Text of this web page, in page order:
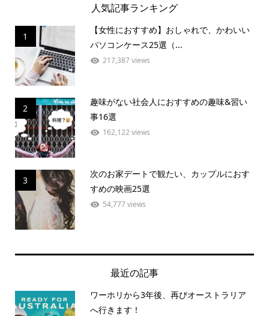
人気記事ランキング
1
【女性におすすめ】おしゃれで、かわいい
パソコンケース25選（...
217,387 views
2
趣味がない社会人におすすめの趣味&習い
事16選
162,122 views
3
次のお家デートで観たい、カップルにおす
すめの映画25選
54,777 views
最近の記事
ワーホリから3年後、再びオーストラリア
へ行きます！